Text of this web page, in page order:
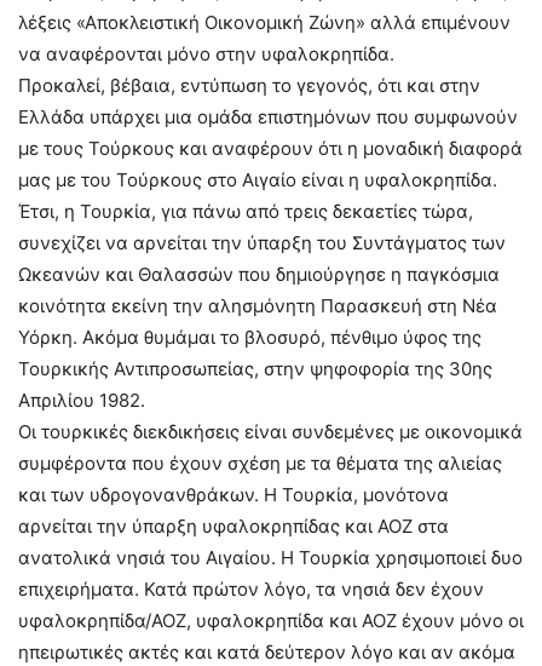
λέξεις «Αποκλειστική Οικονομική Ζώνη» αλλά επιμένουν
να αναφέρονται μόνο στην υφαλοκρηπίδα.
Προκαλεί, βέβαια, εντύπωση το γεγονός, ότι και στην
Ελλάδα υπάρχει μια ομάδα επιστημόνων που συμφωνούν
με τους Τούρκους και αναφέρουν ότι η μοναδική διαφορά
μας με του Τούρκους στο Αιγαίο είναι η υφαλοκρηπίδα.
Έτσι, η Τουρκία, για πάνω από τρεις δεκαετίες τώρα,
συνεχίζει να αρνείται την ύπαρξη του Συντάγματος των
Ωκεανών και Θαλασσών που δημιούργησε η παγκόσμια
κοινότητα εκείνη την αλησμόνητη Παρασκευή στη Νέα
Υόρκη. Ακόμα θυμάμαι το βλοσυρό, πένθιμο ύφος της
Τουρκικής Αντιπροσωπείας, στην ψηφοφορία της 30ης
Απριλίου 1982.
Οι τουρκικές διεκδικήσεις είναι συνδεμένες με οικονομικά
συμφέροντα που έχουν σχέση με τα θέματα της αλιείας
και των υδρογονανθράκων. Η Τουρκία, μονότονα
αρνείται την ύπαρξη υφαλοκρηπίδας και ΑΟΖ στα
ανατολικά νησιά του Αιγαίου. Η Τουρκία χρησιμοποιεί δυο
επιχειρήματα. Κατά πρώτον λόγο, τα νησιά δεν έχουν
υφαλοκρηπίδα/ΑΟΖ, υφαλοκρηπίδα και ΑΟΖ έχουν μόνο οι
ηπειρωτικές ακτές και κατά δεύτερον λόγο και αν ακόμα